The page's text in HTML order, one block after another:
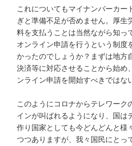
これについてもマイナンバーカー
ぎと準備不足が否めません。厚生
料を支払うことは当然ながら知っ
オンライン申請を行うという制度
かったのでしょうか？まずは地方
決済等に対応させることから始め
ンライン申請を開始すべきではな
このようにコロナからテレワーク
インが叫ばれるようになり、国は
作り国家としても今どんどんと様
つつありますが、我々国民にとっ